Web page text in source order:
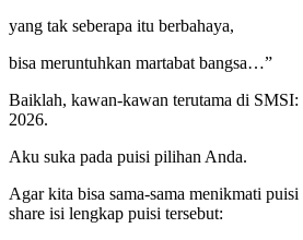
yang tak seberapa itu berbahaya,
bisa meruntuhkan martabat bangsa…”
Baiklah, kawan-kawan terutama di SMSI:
2026.
Aku suka pada puisi pilihan Anda.
Agar kita bisa sama-sama menikmati
share isi lengkap puisi tersebut: